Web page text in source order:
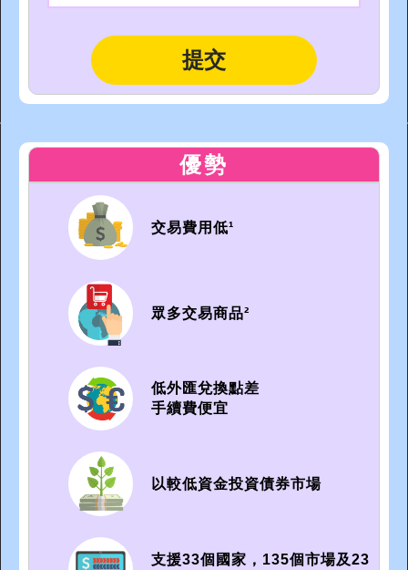
優勢
交易費用低¹
眾多交易商品²
低外匯兌換點差
手續費便宜
以較低資金投資債券市場
支援33個國家，135個市場及23